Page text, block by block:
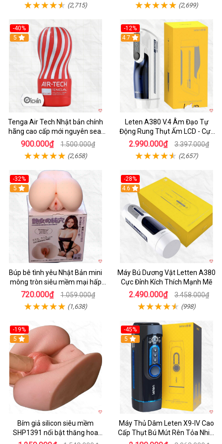
(2,715) (2,699)
-40%
Hot
5
Tenga Air Tech Nhật bản chính
hãng cao cấp mới nguyên seal
giá tốt
900.000₫ 1.500.000₫
(2,658)
-12%
Hot
4.7
Leten A380 V.4 Âm Đạo Tự
Động Rung Thụt Ấm LCD - Cực
Phê
2.990.000₫ 3.397.000₫
(2,657)
-32%
Hot
5
Búp bê tình yêu Nhật Bản mini
mông tròn siêu mềm mại hấp
dẫn
720.000₫ 1.059.000₫
(1,638)
-28%
Hot
4.6
Máy Bú Dương Vật Letten A380
Cực Đỉnh Kích Thích Mạnh Mẽ
2.490.000₫ 3.458.000₫
(998)
-19%
Hot
5
Bím giả silicon siêu mềm
SHP1391 nổi bật thăng hoa
hoàn hảo
-45%
Hot
5
Máy Thủ Dâm Leten X9-IV Cao
Cấp Thụt Bú Mút Rên Tỏa Nhiệt
Sạc Pin